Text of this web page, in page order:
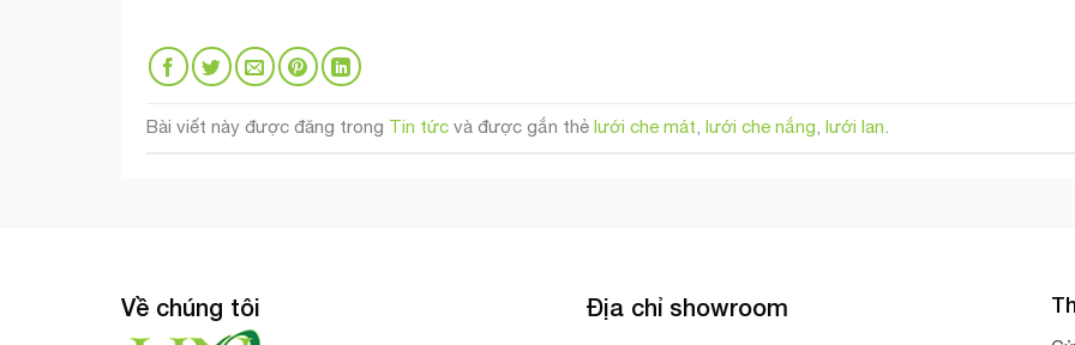
Bài viết này được đăng trong Tin tức và được gắn thẻ lưới che mát lưới che nắng lưới lan
Về chúng tôi Địa chỉ showroom